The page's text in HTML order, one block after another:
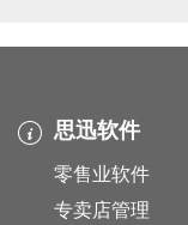
思迅软件
零售业软件
专卖店管理